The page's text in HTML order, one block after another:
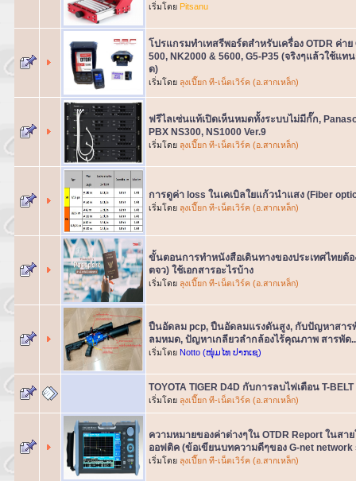
เริ่มโดย Pitsanu
โปรแกรมทำเทสรีพอร์ตสำหรับเครื่อง OTDR ค่า
500, NK2000 & 5600, G5-P35 (จริงๆแล้วใช้แ
ด)
เริ่มโดย ลุงเปี๊ยก ที-เน็ตเวิร์ค (อ.สากเหล็ก)
ฟรีไลเซ่นแท้เปิดเห็นหมดทั้งระบบไม่มีกั๊ก,
PBX NS300, NS1000 Ver.9
เริ่มโดย ลุงเปี๊ยก ที-เน็ตเวิร์ค (อ.สากเหล็ก)
การดูค่า loss ในเคเบิลใยแก้วนำแสง (Fiber
เริ่มโดย ลุงเปี๊ยก ที-เน็ตเวิร์ค (อ.สากเหล็ก)
ขั้นตอนการทำหนังสือเดินทางของประเทศไทยต้อ
ตจว) ใช้เอกสารอะไรบ้าง
เริ่มโดย ลุงเปี๊ยก ที-เน็ตเวิร์ค (อ.สากเหล็ก)
ปืนอัดลม pcp, ปืนอัดลมแรงดันสูง, กับปัญหาสา
ลมหมด, ปัญหาเกลียวลำกล้องไร้คุณภาพ สารพัด
เริ่มโดย Notto (ໜຸ່ມໄທ ປາກເຊ)
TOYOTA TIGER D4D กับการลบไฟเตือน T-
เริ่มโดย ลุงเปี๊ยก ที-เน็ตเวิร์ค (อ.สากเหล็ก)
ความหมายของค่าต่างๆใน OTDR Report ในสา
ออฟติค (ข้อเขียนบทความดีๆของ G-net network
เริ่มโดย ลุงเปี๊ยก ที-เน็ตเวิร์ค (อ.สากเหล็ก)